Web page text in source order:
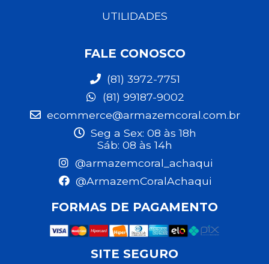
UTILIDADES
FALE CONOSCO
(81) 3972-7751
(81) 99187-9002
ecommerce@armazemcoral.com.br
Seg a Sex: 08 às 18h
Sáb: 08 às 14h
@armazemcoral_achaqui
@ArmazemCoralAchaqui
FORMAS DE PAGAMENTO
SITE SEGURO